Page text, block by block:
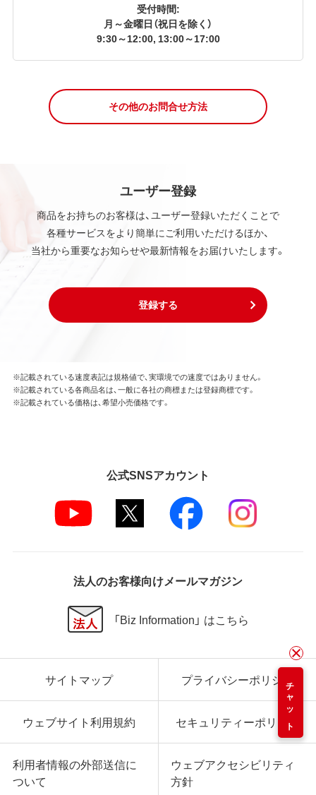
受付時間:
月～金曜日（祝日を除く）
9:30～12:00, 13:00～17:00
その他のお問合せ方法
ユーザー登録
商品をお持ちのお客様は、ユーザー登録いただくことで
各種サービスをより簡単にご利用いただけるほか、
当社から重要なお知らせや最新情報をお届けいたします。
登録する
チャット
※記載されている速度表記は規格値で、実環境での速度ではありません。
※記載されている各商品名は、一般に各社の商標または登録商標です。
※記載されている価格は、希望小売価格です。
公式SNSアカウント
法人のお客様向けメールマガジン
「Biz Information」 はこちら
サイトマップ プライバシーポリシー
ウェブサイト利用規約 セキュリティーポリシー
利用者情報の外部送信に
ついて
ウェブアクセシビリティ
方針